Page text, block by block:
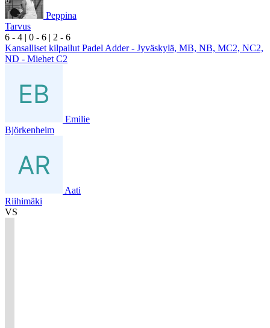
Peppina
Tarvus
6 - 4 | 0 - 6 | 2 - 6
Kansalliset kilpailut Padel Adder - Jyväskylä, MB, NB, MC2, NC2,
ND - Miehet C2
Emilie
Björkenheim
Aati
Riihimäki
VS